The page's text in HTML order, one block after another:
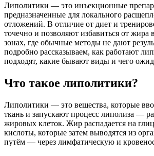
Липолитики — это инъекционные
предназначенные для локального
отложений. В отличие от диет и
точечно и позволяют избавиться от жира
зонах, где обычные методы не дают
подробно рассказываем, как работают
подходят, какие бывают виды и чего
Что такое липолитики?
Липолитики — это вещества, которые
ткань и запускают процесс липолиза —
жировых клеток. Жир распадается на
кислоты, которые затем выводятся из
путём — через лимфатическую и